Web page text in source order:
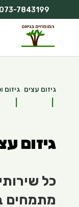
073-7843199
גיזום עצים גיזום
גיזום
כל
מתמחים